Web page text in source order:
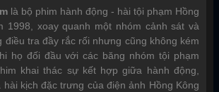
là bộ phim hành động - hài tội phạm Hồng
1998, xoay quanh một nhóm cảnh sát và
điều tra đầy rắc rối nhưng cũng không kém
họ đối đầu với các băng nhóm tội phạm
khai thác sự kết hợp giữa hành động,
kịch đặc trưng của điện ảnh Hồng Kông